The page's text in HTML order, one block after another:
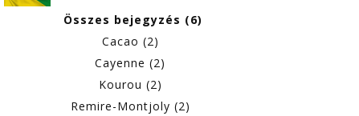
Összes bejegyzés (6)
Cacao (2)
Cayenne (2)
Kourou (2)
Remire-Montjoly (2)